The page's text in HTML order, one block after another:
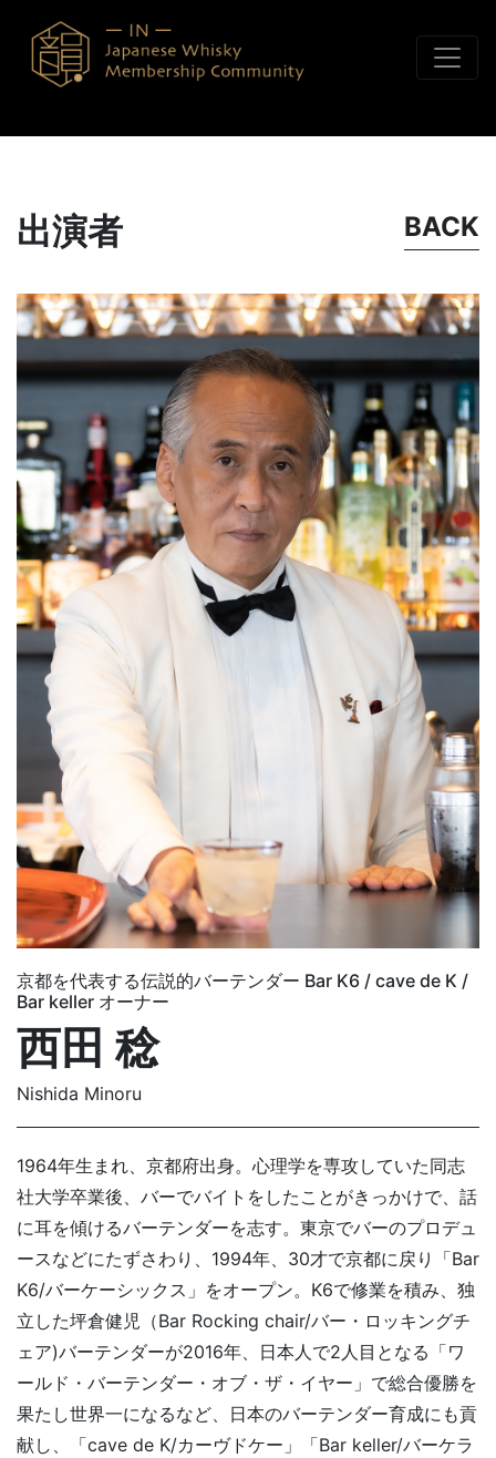
出演者 BACK
京都を代表する伝説的バーテンダー Bar K6 / cave de K /
Bar keller オーナー
西田 稔
Nishida Minoru
1964年生まれ、京都府出身。心理学を専攻していた同志
社大学卒業後、バーでバイトをしたことがきっかけで、話
に耳を傾けるバーテンダーを志す。東京でバーのプロデュ
ースなどにたずさわり、1994年、30才で京都に戻り「Bar
K6/バーケーシックス」をオープン。K6で修業を積み、独
立した坪倉健児（Bar Rocking chair/バー・ロッキングチ
ェア)バーテンダーが2016年、日本人で2人目となる「ワ
ールド・バーテンダー・オブ・ザ・イヤー」で総合優勝を
果たし世界一になるなど、日本のバーテンダー育成にも貢
献し、「cave de K/カーヴドケー」「Bar keller/バーケラ